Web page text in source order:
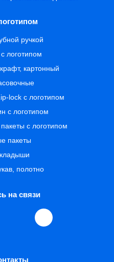
ручкой
логотипом
картонный
lock с логотипом
с логотипом
с логотипом
пакеты
полотно
на связи